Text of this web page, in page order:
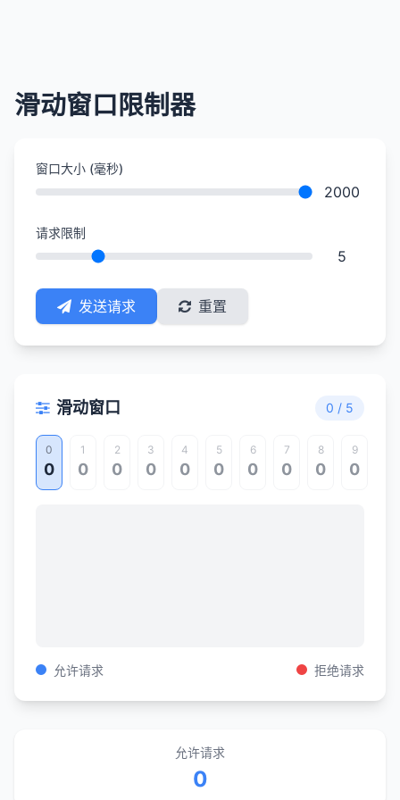
滑动窗口限制器
窗口大小 (毫秒)
2000
请求限制
5
发送请求 重置
滑动窗口 0 / 5
0
0
1
0
2
0
3
0
4
0
5
0
6
0
7
0
8
0
9
0
允许请求 拒绝请求
允许请求
0